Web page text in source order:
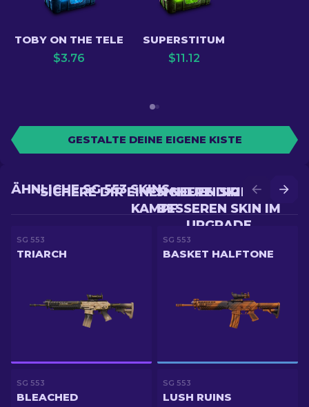
TOBY ON THE TELE
$3.76
SUPERSTITUM
$11.12
GESTALTE DEINE EIGENE KISTE
SICHERE DIR EINEN
BESSEREN SKIN IM
UPGRADE
SICHERE DIR EINEN NEUEN SKIN IM
KAMPF
ÄHNLICHE SG 553 SKINS
SG 553
TRIARCH
SG 553
BASKET HALFTONE
SG 553
BLEACHED
SG 553
LUSH RUINS